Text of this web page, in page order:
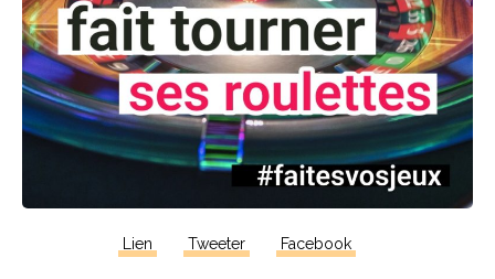
Lien Tweeter Facebook